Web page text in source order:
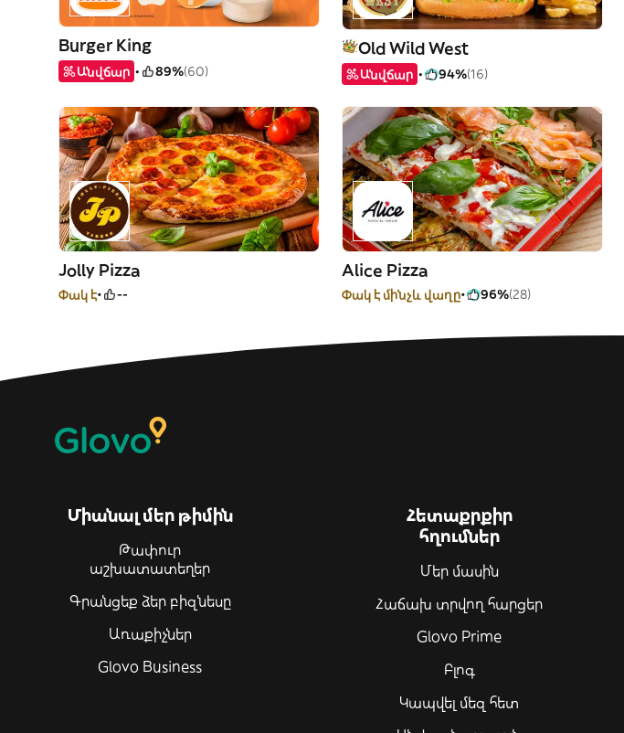
Burger King
Անվճար 89%(60)
Old Wild West
Անվճար 94%(16)
Jolly Pizza
Փակ է --
Alice Pizza
Փակ է մինչև վաղը 96%(28)
Միանալ մեր թիմին
Թափուր
աշխատատեղեր
Գրանցեք ձեր բիզնեսը
Առաքիչներ
Glovo Business
Հետաքրքիր
հղումներ
Մեր մասին
Հաճախ տրվող հարցեր
Glovo Prime
Բլոգ
Կապվել մեզ հետ